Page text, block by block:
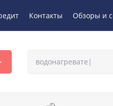
Контакты Обзоры и